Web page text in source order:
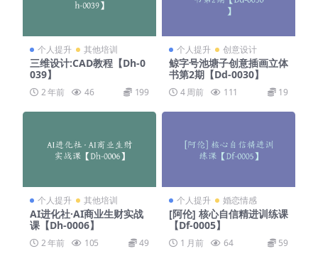
个人提升 其他培训
三维设计:CAD教程【Dh-0
039】
2 年前 46 199
个人提升 创意设计
鲸字号池塘子创意插画立体
书第2期【Dd-0030】
4 周前 111 19
个人提升 其他培训
AI进化社·AI商业生财实战
课【Dh-0006】
2 年前 105 49
个人提升 婚恋情感
[阿伦] 核心自信精进训练课
【Df-0005】
1 月前 64 59